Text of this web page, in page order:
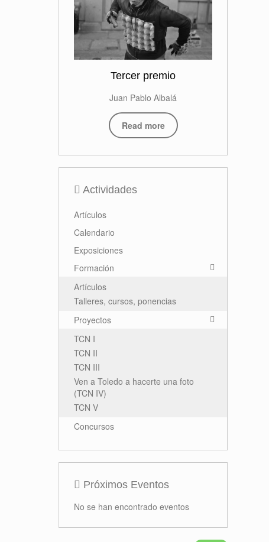
Tercer premio
Juan Pablo Albalá
Read more
Actividades
Artículos
Calendario
Exposiciones
Formación
Artículos
Talleres, cursos, ponencias
Proyectos
TCN I
TCN II
TCN III
Ven a Toledo a hacerte una foto
(TCN IV)
TCN V
Concursos
Próximos Eventos
No se han encontrado eventos